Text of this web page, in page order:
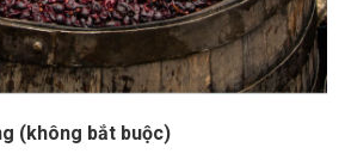
(không bắt buộc)